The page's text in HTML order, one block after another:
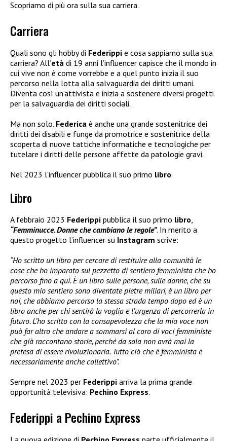
Scopriamo di più ora sulla sua carriera.
Carriera
Quali sono gli hobby di Federippi e cosa sappiamo sulla sua
carriera? All’età di 19 anni l’influencer capisce che il mondo in
cui vive non è come vorrebbe e a quel punto inizia il suo
percorso nella lotta alla salvaguardia dei diritti umani.
Diventa così un’attivista e inizia a sostenere diversi progetti
per la salvaguardia dei diritti sociali.
Ma non solo. Federica è anche una grande sostenitrice dei
diritti dei disabili e funge da promotrice e sostenitrice della
scoperta di nuove tattiche informatiche e tecnologiche per
tutelare i diritti delle persone affette da patologie gravi.
Nel 2023 l’influencer pubblica il suo primo libro.
Libro
A febbraio 2023 Federippi pubblica il suo primo libro
“Femminucce. Donne che cambiano le regole”. In merito a
questo progetto l’influencer su Instagram scrive:
“Ho scritto un libro per cercare di restituire alla comunità le
cose che ho imparato sul pezzetto di sentiero femminista che ho
percorso fino a qui. È un libro sulle persone, sulle donne, che su
questo mio sentiero sono diventate pietre miliari, è un libro per
noi, che abbiamo percorso la stessa strada tempo dopo ed è un
libro anche per chi sentirà la voglia e l’urgenza di percorrerla in
futuro. L’ho scritto con la consapevolezza che la mia voce non
può far altro che andare a sommarsi al coro di voci femministe
che già raccontano storie, perché da sola non avrà mai la
pretesa di essere rivoluzionaria. Tutto ciò che è femminista è
necessariamente anche collettivo”.
Sempre nel 2023 per Federippi arriva la prima grande
opportunità televisiva: Pechino Express.
Federippi a Pechino Express